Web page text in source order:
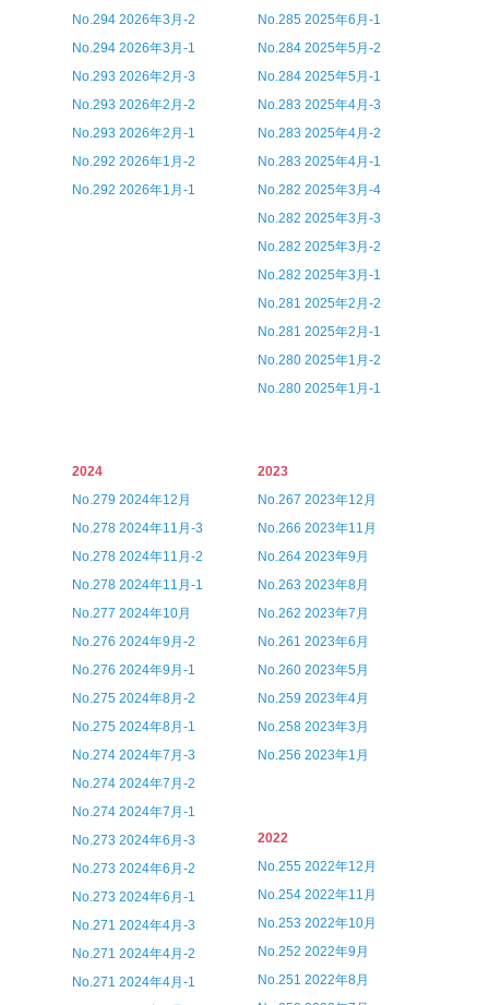
No.294 2026年3月-2
No.294 2026年3月-1
No.293 2026年2月-3
No.293 2026年2月-2
No.293 2026年2月-1
No.292 2026年1月-2
No.292 2026年1月-1
No.285 2025年6月-1
No.284 2025年5月-2
No.284 2025年5月-1
No.283 2025年4月-3
No.283 2025年4月-2
No.283 2025年4月-1
No.282 2025年3月-4
No.282 2025年3月-3
No.282 2025年3月-2
No.282 2025年3月-1
No.281 2025年2月-2
No.281 2025年2月-1
No.280 2025年1月-2
No.280 2025年1月-1
2024
No.279 2024年12月
No.278 2024年11月-3
No.278 2024年11月-2
No.278 2024年11月-1
No.277 2024年10月
No.276 2024年9月-2
No.276 2024年9月-1
No.275 2024年8月-2
No.275 2024年8月-1
No.274 2024年7月-3
No.274 2024年7月-2
No.274 2024年7月-1
No.273 2024年6月-3
No.273 2024年6月-2
No.273 2024年6月-1
No.271 2024年4月-3
No.271 2024年4月-2
No.271 2024年4月-1
2023
No.267 2023年12月
No.266 2023年11月
No.264 2023年9月
No.263 2023年8月
No.262 2023年7月
No.261 2023年6月
No.260 2023年5月
No.259 2023年4月
No.258 2023年3月
No.256 2023年1月
2022
No.255 2022年12月
No.254 2022年11月
No.253 2022年10月
No.252 2022年9月
No.251 2022年8月